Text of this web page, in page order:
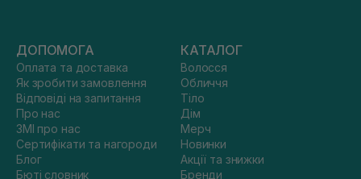
ДОПОМОГА
Оплата та доставка
Як зробити замовлення
Відповіді на запитання
Про нас
ЗМІ про нас
Сертифікати та нагороди
Блог
Бюті словник
КАТАЛОГ
Волосся
Обличчя
Тіло
Дім
Мерч
Новинки
Акції та знижки
Бренди